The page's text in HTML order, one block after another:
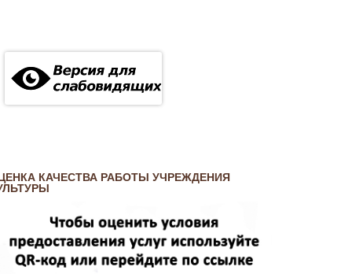
КАЧЕСТВА РАБОТЫ УЧРЕЖДЕНИЯ